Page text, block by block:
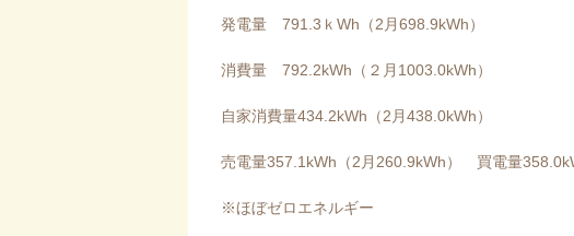
発電量 791.3ｋWh（2月698.9kWh）
消費量 792.2kWh（２月1003.0kWh）
自家消費量434.2kWh（2月438.0kWh）
売電量357.1kWh（2月260.9kWh） 買電量
※ほぼゼロエネルギー